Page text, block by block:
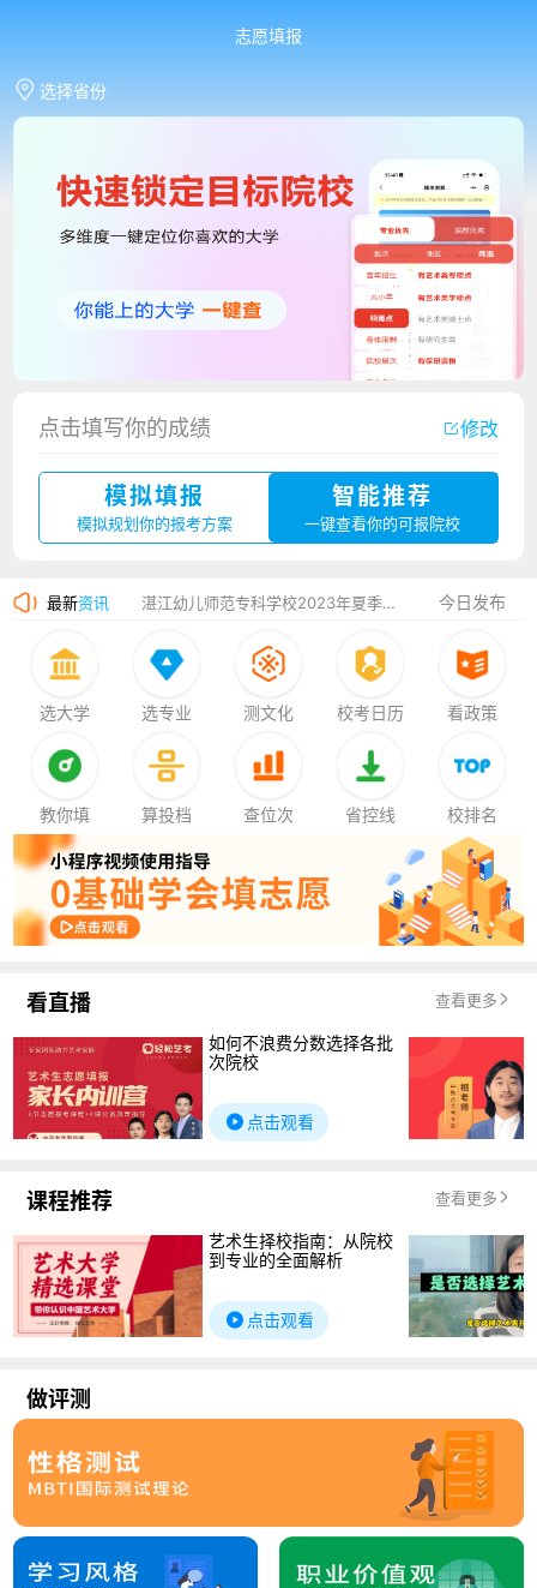
志愿填报
选择省份
点击填写你的成绩 修改
模拟填报
模拟规划你的报考方案
智能推荐
一键查看你的可报院校
最新资讯
厦门大学嘉庚学院2023年艺术类招生简章
湛江幼儿师范专科学校2023年夏季高考招生简章
香港中文大学（深圳）2023年夏季高考招生简章
今日发布
选大学 选专业 测文化 校考日历 看政策
教你填 算投档 查位次 省控线 校排名
看直播 查看更多
如何不浪费分数选择各批
次院校
点击观看
课程推荐 查看更多
艺术生择校指南：从院校
到专业的全面解析
点击观看
做评测